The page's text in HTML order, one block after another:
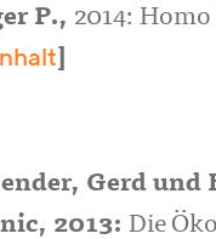
P., 2014:
Gerd und
, 2013: Die